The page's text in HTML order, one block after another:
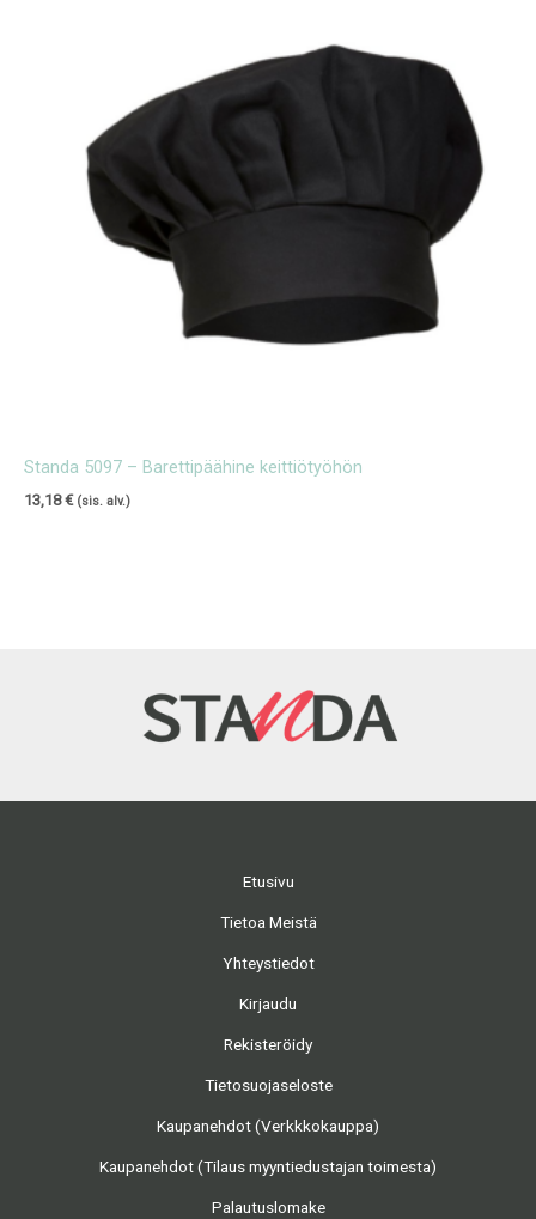
Standa 5097 – Barettipäähine keittiötyöhön
13,18€ (sis. alv.)
Etusivu
Tietoa Meistä
Yhteystiedot
Kirjaudu
Rekisteröidy
Tietosuojaseloste
Kaupanehdot (Verkkkokauppa)
Kaupanehdot (Tilaus myyntiedustajan toimesta)
Palautuslomake